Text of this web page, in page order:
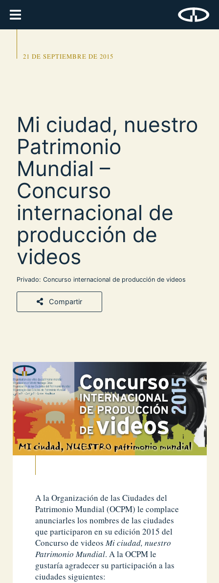
21 DE SEPTIEMBRE DE 2015
Mi ciudad, nuestro
Patrimonio
Mundial –
Concurso
internacional de
producción de
videos
Privado: Concurso internacional de producción de videos
Compartir
A la Organización de las Ciudades del
Patrimonio Mundial (OCPM) le complace
anunciarles los nombres de las ciudades
que participaron en su edición 2015 del
Concurso de videosMi ciudad, nuestro
Patrimonio Mundial. A la OCPM le
gustaría agradecer su participación a las
ciudades siguientes: